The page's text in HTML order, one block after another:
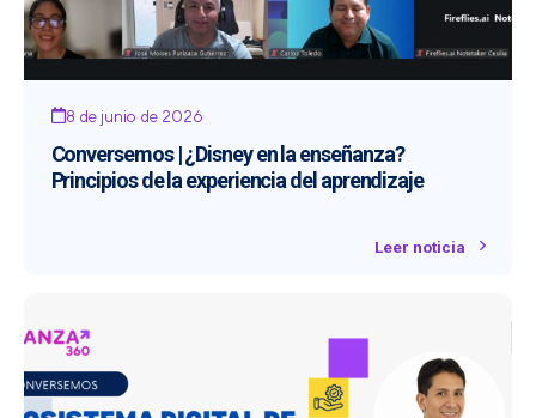
8 de junio de 2026
Conversemos | ¿Disney en la enseñanza?
Principios de la experiencia del aprendizaje
Leer noticia